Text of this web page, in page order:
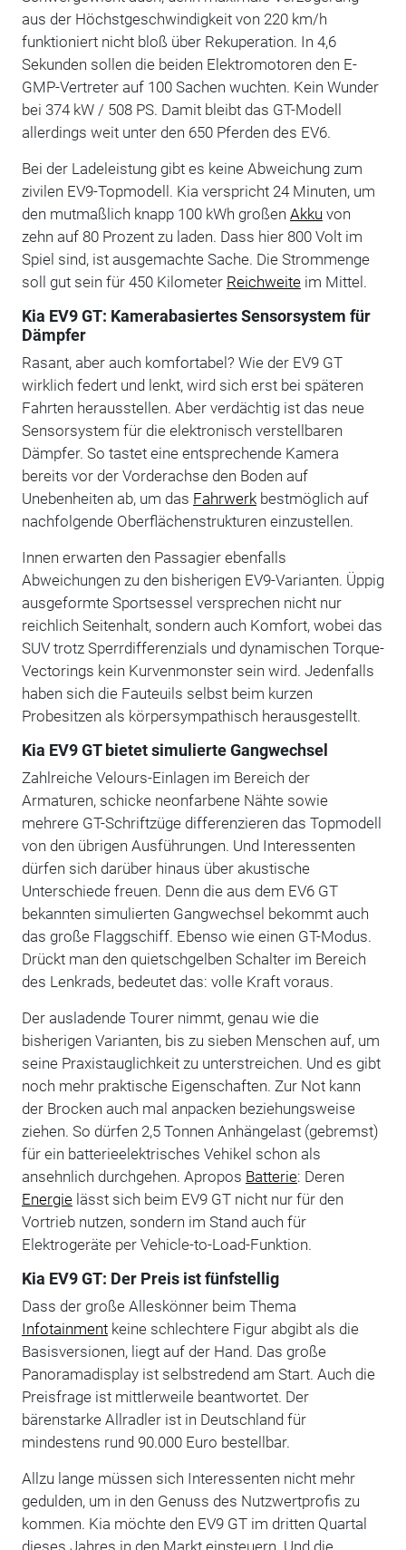
aus der Höchstgeschwindigkeit von 220 km/h
funktioniert nicht bloß über Rekuperation. In 4,6
Sekunden sollen die beiden Elektromotoren den E-
GMP-Vertreter auf 100 Sachen wuchten. Kein Wunder
bei 374 kW / 508 PS. Damit bleibt das GT-Modell
allerdings weit unter den 650 Pferden des EV6.
Bei der Ladeleistung gibt es keine Abweichung zum
zivilen EV9-Topmodell. Kia verspricht 24 Minuten, um
den mutmaßlich knapp 100 kWh großen Akku von
zehn auf 80 Prozent zu laden. Dass hier 800 Volt im
Spiel sind, ist ausgemachte Sache. Die Strommenge
soll gut sein für 450 Kilometer Reichweiteim Mittel.
Kia EV9 GT: Kamerabasiertes Sensorsystem für
Dämpfer
Rasant, aber auch komfortabel? Wie der EV9 GT
wirklich federt und lenkt, wird sich erst bei späteren
Fahrten herausstellen. Aber verdächtig ist das neue
Sensorsystem für die elektronisch verstellbaren
Dämpfer. So tastet eine entsprechende Kamera
bereits vor der Vorderachse den Boden auf
Unebenheiten ab, um das Fahrwerkbestmöglich auf
nachfolgende Oberflächenstrukturen einzustellen.
Innen erwarten den Passagier ebenfalls
Abweichungen zu den bisherigen EV9-Varianten. Üppig
ausgeformte Sportsessel versprechen nicht nur
reichlich Seitenhalt, sondern auch Komfort, wobei das
SUV trotz Sperrdifferenzials und dynamischen Torque-
Vectorings kein Kurvenmonster sein wird. Jedenfalls
haben sich die Fauteuils selbst beim kurzen
Probesitzen als körpersympathisch herausgestellt.
Kia EV9 GT bietet simulierte Gangwechsel
Zahlreiche Velours-Einlagen im Bereich der
Armaturen, schicke neonfarbene Nähte sowie
mehrere GT-Schriftzüge differenzieren das Topmodell
von den übrigen Ausführungen. Und Interessenten
dürfen sich darüber hinaus über akustische
Unterschiede freuen. Denn die aus dem EV6 GT
bekannten simulierten Gangwechsel bekommt auch
das große Flaggschiff. Ebenso wie einen GT-Modus.
Drückt man den quietschgelben Schalter im Bereich
des Lenkrads, bedeutet das: volle Kraft voraus.
Der ausladende Tourer nimmt, genau wie die
bisherigen Varianten, bis zu sieben Menschen auf, um
seine Praxistauglichkeit zu unterstreichen. Und es gibt
noch mehr praktische Eigenschaften. Zur Not kann
der Brocken auch mal anpacken beziehungsweise
ziehen. So dürfen 2,5 Tonnen Anhängelast (gebremst)
für ein batterieelektrisches Vehikel schon als
ansehnlich durchgehen. Apropos Batterie: Deren
Energielässt sich beim EV9 GT nicht nur für den
Vortrieb nutzen, sondern im Stand auch für
Elektrogeräte per Vehicle-to-Load-Funktion.
Kia EV9 GT: Der Preis ist fünfstellig
Dass der große Alleskönner beim Thema
Infotainmentkeine schlechtere Figur abgibt als die
Basisversionen, liegt auf der Hand. Das große
Panoramadisplay ist selbstredend am Start. Auch die
Preisfrage ist mittlerweile beantwortet. Der
bärenstarke Allradler ist in Deutschland für
mindestens rund 90.000 Euro bestellbar.
Allzu lange müssen sich Interessenten nicht mehr
gedulden, um in den Genuss des Nutzwertprofis zu
kommen. Kia möchte den EV9 GT im dritten Quartal
dieses Jahres in den Markt einsteuern. Und die